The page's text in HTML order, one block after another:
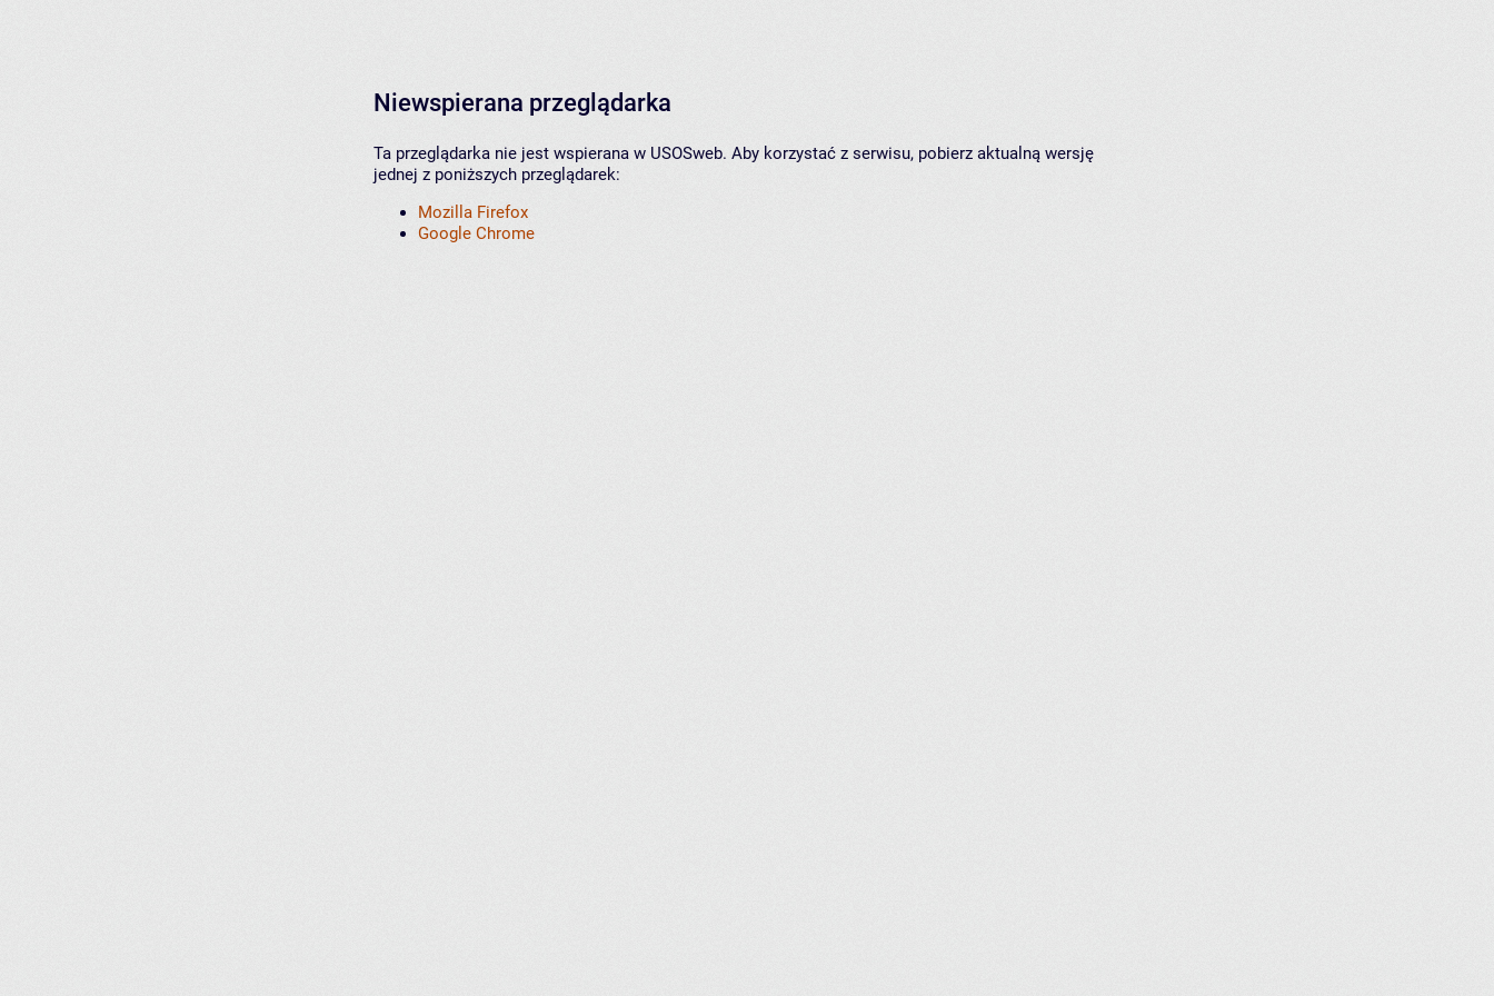
Niewspierana przeglądarka
Ta przeglądarka nie jest wspierana w USOSweb. Aby korzystać z serwisu, pobierz aktualną wersję
jednej z poniższych przeglądarek:
Mozilla Firefox
Google Chrome